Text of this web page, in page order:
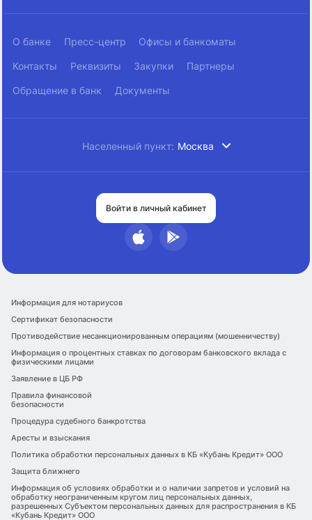
О банке Пресс-центр Офисы и банкоматы
Контакты Реквизиты Закупки Партнеры
Обращение в банк Документы
Населенный пункт: Москва
Войти в личный кабинет
Информация для нотариусов
Сертификат безопасности
Противодействие несанкционированным операциям (мошенничеству)
Информация о процентных ставках по договорам банковского вклада с
физическими лицами
Заявление в ЦБ РФ
Правила финансовой
безопасности
Процедура судебного банкротства
Аресты и взыскания
Политика обработки персональных данных в КБ «Кубань Кредит» ООО
Защита ближнего
Информация об условиях обработки и о наличии запретов и условий на
обработку неограниченным кругом лиц персональных данных,
разрешенных Субъектом персональных данных для распространения в КБ
«Кубань Кредит» ООО